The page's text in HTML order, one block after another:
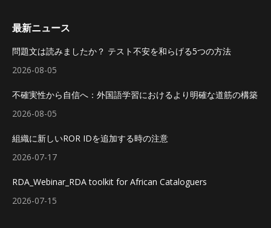
最新ニュース
問題文は読みましたか？ テスト不安を和らげる5つの方法
2026-08-05
不確実性から自信へ：外国語学習におけるより明確な道筋の構築
2026-08-05
組織に新しいROR IDを追加する時の注意
2026-07-17
RDA_Webinar_RDA toolkit for African Cataloguers
2026-07-15